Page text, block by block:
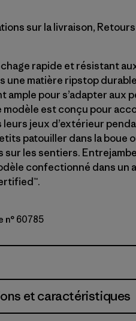
sur la livraison,
rapide et résistant
une matière ripstop
ample pour s’adapter aux
est conçu pour
jeux d’extérieur
patouiller dans la boue
sur les sentiers.
confectionné dans un
n° 60785
et caractéristiques